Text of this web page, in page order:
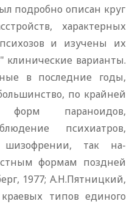
подробно описан круг
харак­терных
и изучены их
клинические варианты.
в последние годы,
по крайней
параноидов,
психиатров,
шизофрении, так на­
формам поздней
1977; А.Н.Пятницкий,
типов единого